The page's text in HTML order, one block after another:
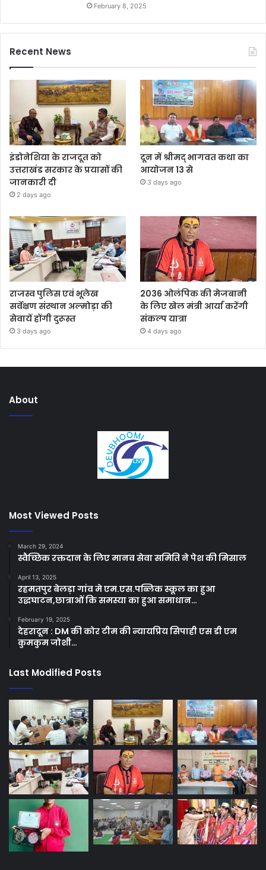
February 8, 2025
Recent News
इंडोनेशिया के राजदूत को
उत्तराखंड सरकार के प्रयासों की
जानकारी दी
2 days ago
दून में श्रीमद् भागवत कथा का
आयोजन 13 से
3 days ago
राजस्व पुलिस एवं भूलेख
सर्वेक्षण संस्थान अल्मोड़ा की
सेवायें होंगी दुरूस्त
3 days ago
2036 ओलंपिक की मेजबानी
के लिए खेल मंत्री आर्या करेंगी
संकल्प यात्रा
4 days ago
About
Most Viewed Posts
March 29, 2024
स्वैच्छिक रक्तदान के लिए मानव सेवा समिति ने पेश की मिसाल
April 13, 2025
रहमतपुर बेलड़ा गांव मे एम.एस.पब्लिक स्कूल का हुआ
उद्धघाटन,छात्राओं कि समस्या का हुआ समाधान…
February 19, 2025
देहरादून : DM की कोर टीम की न्यायप्रिय सिपाही एस डी एम
कुमकुम जोशी…
Last Modified Posts